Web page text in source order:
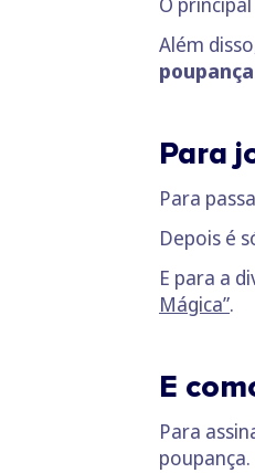
Além
Para
Para
Depois é
E para a
Mágica”.
E
Para